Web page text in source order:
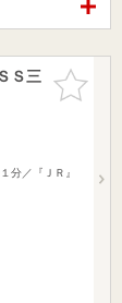
お気に入
りに追加
Ｓ三
分／『ＪＲ』